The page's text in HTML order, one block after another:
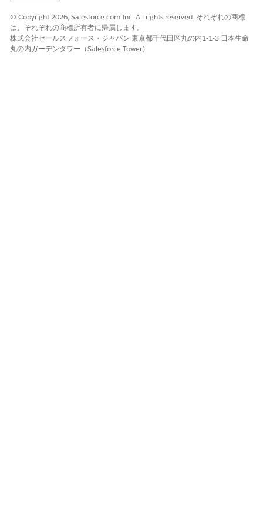
ご参考:
モバイルデバイスでの最適化された画像の表示
© Copyright 2026, Salesforce.com Inc. All rights reserved. それぞれの商標
は、それぞれの商標所有者に帰属します。
株式会社セールスフォース・ジャパン 東京都千代田区丸の内1-1-3 日本生命
丸の内ガーデンタワー（Salesforce Tower）